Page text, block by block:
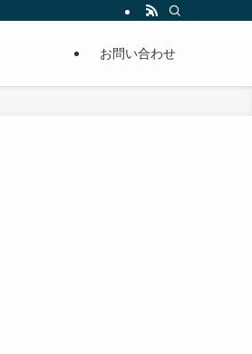
かりやすくまとめています。
お問い合わせ